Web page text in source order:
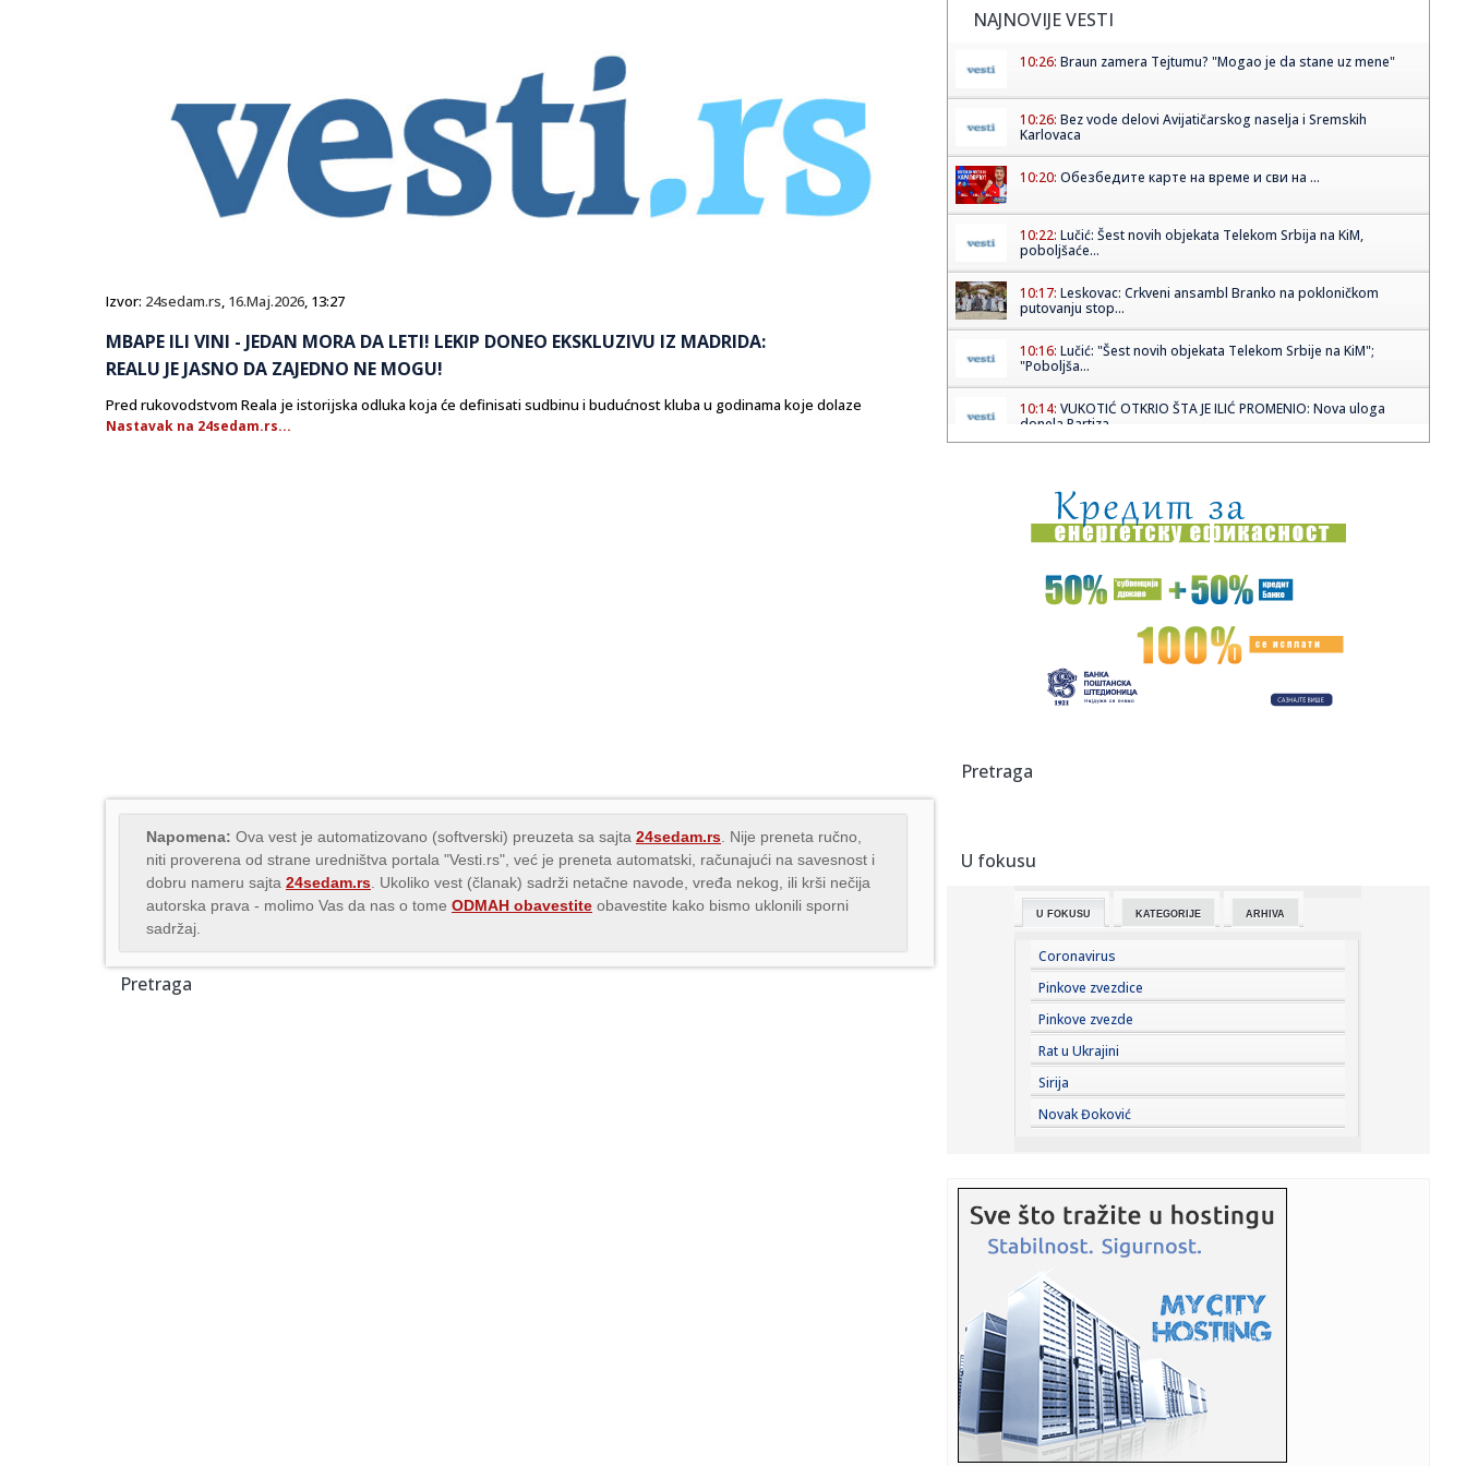
Izvor: 24sedam.rs, 16.Maj.2026, 13:27
MBAPE ILI VINI - JEDAN MORA DA LETI! LEKIP DONEO EKSKLUZIVU IZ MADRIDA:
REALU JE JASNO DA ZAJEDNO NE MOGU!
Pred rukovodstvom Reala je istorijska odluka koja će definisati sudbinu i budućnost kluba u godinama koje dolaze
Nastavak na 24sedam.rs...
Napomena: Ova vest je automatizovano (softverski) preuzeta sa sajta 24sedam.rs . Nije preneta ručno,
niti proverena od strane uredništva portala "Vesti.rs", već je preneta automatski, računajući na savesnost i
dobru nameru sajta 24sedam.rs . Ukoliko vest (članak) sadrži netačne navode, vređa nekog, ili krši nečija
autorska prava - molimo Vas da nas o tome ODMAH obavestite obavestite kako bismo uklonili sporni
sadržaj.
Pretraga
NAJNOVIJE VESTI
10:26: Braun zamera Tejtumu? "Mogao je da stane uz mene"
10:26: Bez vode delovi Avijatičarskog naselja i Sremskih
Karlovaca
10:20: Обезбедите карте на време и сви на ...
10:22: Lučić: Šest novih objekata Telekom Srbija na KiM,
poboljšaće...
10:17: Leskovac: Crkveni ansambl Branko na pokloničkom
putovanju stop...
10:16: Lučić: "Šest novih objekata Telekom Srbije na KiM";
"Poboljša...
10:14: VUKOTIĆ OTKRIO ŠTA JE ILIĆ PROMENIO: Nova uloga
donela Partiza...
10:13:"Primećujemo greške, ali verujemo da nije bilo loše
namere ...
10:11:Nemački medij o poseti Zelenskog Beogradu: Najava
zajedničke fa...
Američki obaveštajci upozoravaju: Putin sprema veliki
10:11:"Ološi, monstrumi!" Aneli Ahmić udarila na Durdžićeve
klup...
10:08:
10:08: Ko u Srbiji podržava "Oluju"?
10:06:Amerika povlači ručnu: Zabranjen izvoz "crne mase"
10:05:Urbano baštovanstvo u Novom Sadu: Sačuvati ono što
postoji i o...
10:04:Leskovac: Četvrti tretman suzbijanja odraslih formi
komaraca met...
10:01: VIDEO: Test Porsche Cayenne Electric
10:00:
dronova?
10:00:Lažni doktori i prevaranti, ne odustaju u Vranju: Od žene
uzeli...
10:00:Mile Ristović: Danas nema ničeg jadnijeg nego biti Ćaci.
09:59:Ko u Srbiji podržava "Oluju"?
Pretraga
U fokusu
U FOKUSU KATEGORIJE ARHIVA
Coronavirus
Pinkove zvezdice
Pinkove zvezde
Rat u Ukrajini
Sirija
Novak Đoković